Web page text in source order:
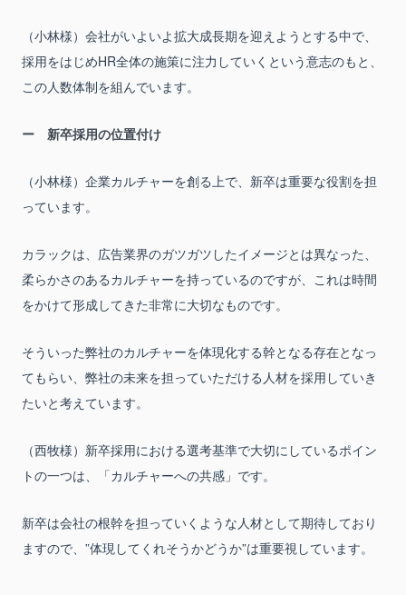
（小林様）会社がいよいよ拡大成長期を迎えようとする中で、
採用をはじめHR全体の施策に注力していくという意志のもと、
この人数体制を組んでいます。
新卒採用の位置付け
（小林様）企業カルチャーを創る上で、新卒は重要な役割を担
っています。
カラックは、広告業界のガツガツしたイメージとは異なった、
柔らかさのあるカルチャーを持っているのですが、これは時間
をかけて形成してきた非常に大切なものです。
そういった弊社のカルチャーを体現化する幹となる存在となっ
てもらい、弊社の未来を担っていただける人材を採用していき
たいと考えています。
（西牧様）新卒採用における選考基準で大切にしているポイン
トの一つは、「カルチャーへの共感」です。
新卒は会社の根幹を担っていくような人材として期待しており
ますので、”体現してくれそうかどうか”は重要視しています。